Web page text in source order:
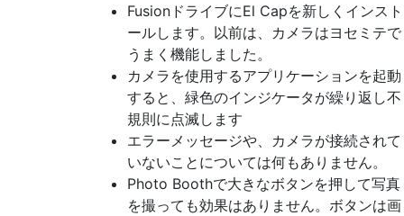
FusionドライブにE​​l Capを新しくインスト
ールします。以前は、カメラはヨセミテで
うまく機能しました。
カメラを使用するアプリケーションを起動
すると、緑色のインジケータが繰り返し不
規則に点滅します
エラーメッセージや、カメラが接続されて
いないことについては何もありません。
Photo Boothで大きなボタンを押して写真
を撮っても効果はありません。ボタンは画